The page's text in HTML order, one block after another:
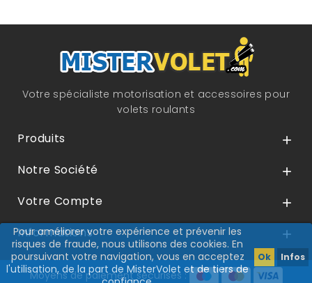
Pour améliorer votre expérience et prévenir les
risques de fraude, nous utilisons des cookies. En
poursuivant votre navigation, vous en acceptez
l'utilisation, de la part de MisterVolet et de tiers de
Ok Infos
Votre spécialiste motorisation et accessoires pour
volets roulants
Produits 
Notre Société 
Votre Compte 
Informations 
Moyens de paiement sécurisés :